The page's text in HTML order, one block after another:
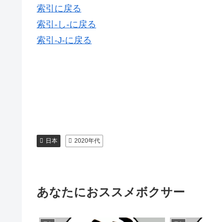
索引に戻る
索引-し-に戻る
索引-J-に戻る
日本 2020年代
あなたにおススメボクサー